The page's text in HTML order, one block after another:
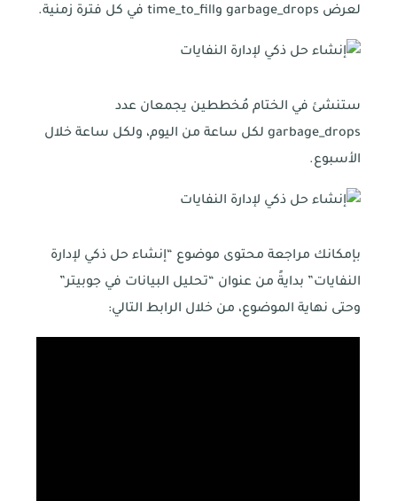
لعرض garbage_drops وtime_to_fill في كل فترة زمنية.
ستنشئ في الختام مُخططين يجمعان عدد
garbage_drops لكل ساعة من اليوم، ولكل ساعة خلال
الأسبوع.
بإمكانك مراجعة محتوى موضوع “إنشاء حل ذكي لإدارة
النفايات” بدايةً من عنوان “تحليل البيانات في جوبيتر”
وحتى نهاية الموضوع، من خلال الرابط التالي: